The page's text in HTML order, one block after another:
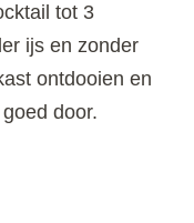
tot 3
ijs en zonder
ontdooien en
door.